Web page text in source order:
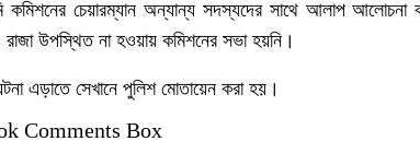
কমিশনের চেয়ারম্যান অন্যান্য সদস্যদের সাথে আলাপ আলোচনা
রাজা উপস্থিত না হওয়ায় কমিশনের সভা হয়নি।
এড়াতে সেখানে পুলিশ মোতায়েন করা হয়।
Comments Box